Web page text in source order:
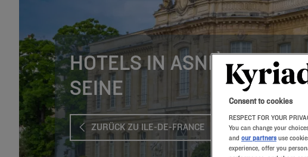
HOTELS IN ASNIÈRES-
SEINE
ZURÜCK ZU ILE-DE-FRANCE
Consent to cookies
RESPECT FOR YOUR
You can change your
and our partners use
experience, offer you